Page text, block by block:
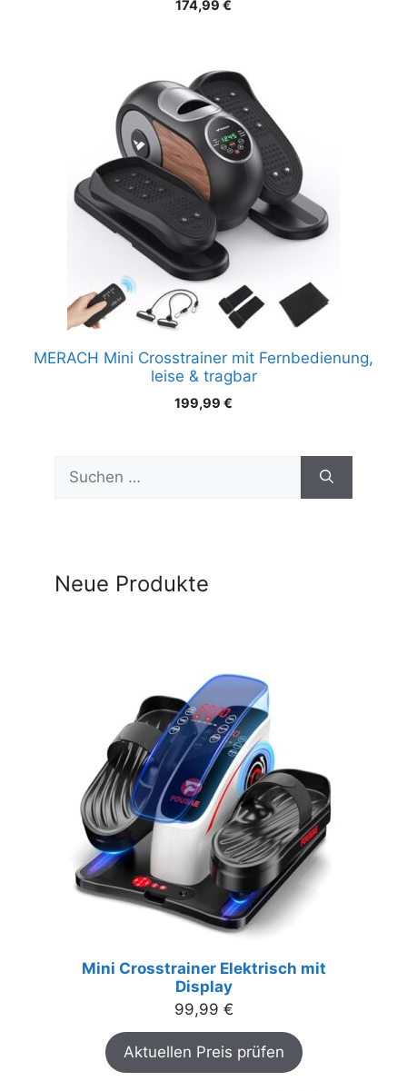
174,99 €
MERACH Mini Crosstrainer mit Fernbedienung,
leise & tragbar
199,99 €
nach:
Neue Produkte
Mini Crosstrainer Elektrisch mit
Display
99,99 €
Aktuellen Preis prüfen